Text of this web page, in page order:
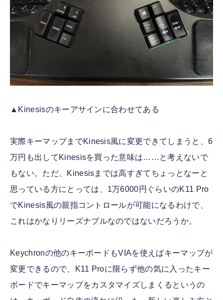
▲Kinesisのキーアサインに合わせてある
実際キーマップまでKinesis風に変更できてしまうと、6
万円も出してKinesisを買った意味は……と考えないで
もない。ただ、Kinesisまでは高すぎてちょっとなーと
思っている方にとっては、1万6000円ぐらいのK11 Pro
でKinesis風の親指コントロールが可能になるわけで、
これはかなりリーズナブルなのではないだろうか。
Keychronの他のキーボードもVIAを使えばキーマップが
変更できるので、K11 Proに限らず他の気に入ったキー
ボードでキーマップをカスタマイズしまくるというの